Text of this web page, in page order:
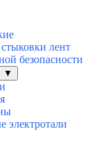
лент
безопасности
▼
электротали